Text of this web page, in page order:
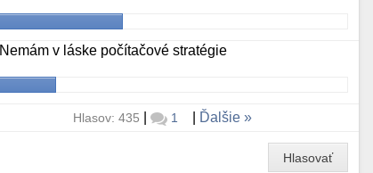
Nemám v láske počítačové stratégie
Hlasov: 435 | 1 Ďalšie
Hlasovať